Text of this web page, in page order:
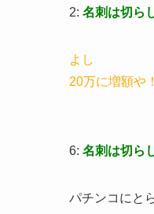
2: 名刺は切ら
よし
20万に増額や！
6: 名刺は切ら
パチンコにと